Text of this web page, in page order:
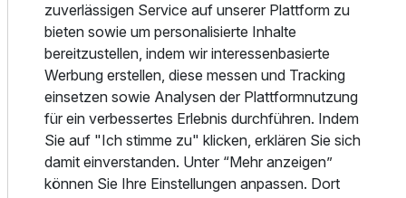
Studio
2 Erwachsene
Von GRUBERS sind beide Gasteiner Thermen nur einen
Katzensprung entfernt:
Alpentherme Gastein (Bad Hofgastein) – eine der
modernsten Thermen Europas, mit 32.000 m² Wellness,
Saunawelt und Erlebnisbereich.
Felsentherme Bad Gastein – nur 2 km vom Hotel entfernt,
zuverlässigen Service auf unserer Plattform zu
bieten sowie um personalisierte Inhalte
bereitzustellen, indem wir interessenbasierte
Werbung erstellen, diese messen und Tracking
einsetzen sowie Analysen der Plattformnutzung
für ein verbessertes Erlebnis durchführen. Indem
Sie auf "Ich stimme zu" klicken, erklären Sie sich
damit einverstanden. Unter “Mehr anzeigen”
können Sie Ihre Einstellungen anpassen. Dort